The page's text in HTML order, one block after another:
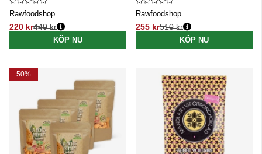
Rawfoodshop
220 kr
Ordinarie pris:
440 kr
KÖP NU
Rawfoodshop
255 kr
Ordinarie pris:
510 kr
KÖP NU
50%